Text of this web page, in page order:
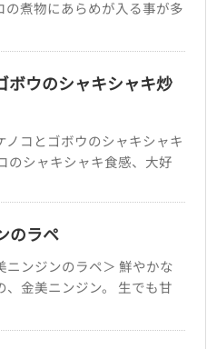
の煮物にあらめが入る事が多
ボウのシャキシャキ炒
ノコとゴボウのシャキシャキ
のシャキシャキ食感、大好
のラペ
ニンジンのラペ＞ 鮮やかな
、金美ニンジン。 生でも甘